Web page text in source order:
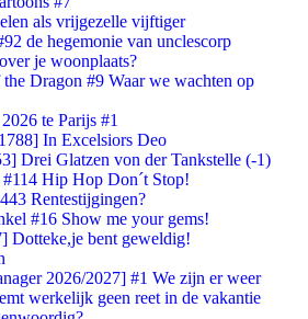
als vrijgezelle vijftiger
de hegemonie van unclescorp
je woonplaats?
Dragon #9 Waar we wachten op
te Parijs #1
In Excelsiors Deo
Drei Glatzen von der Tankstelle (-1)
Hip Hop Don´t Stop!
Rentestijgingen?
#16 Show me your gems!
Dotteke,je bent geweldig!
2026/2027] #1 We zijn er weer
werkelijk geen reet in de vakantie